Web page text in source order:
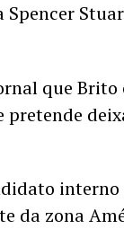
que
pretende
da zona